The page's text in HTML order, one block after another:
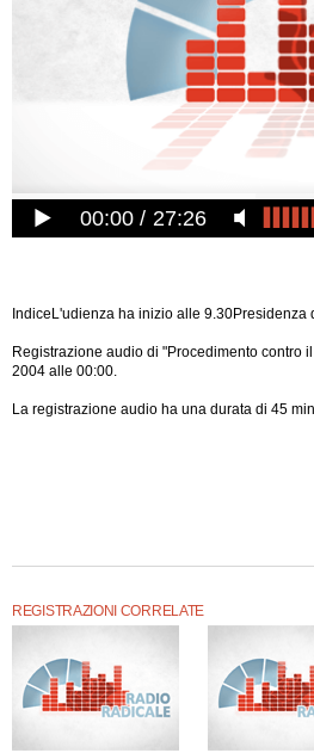
00:00 27:26
IndiceL'udienza ha inizio alle
Registrazione audio di "Procedimento contro
2004 alle 00:00.
La registrazione audio ha una durata di 45
REGISTRAZIONI CORRELATE